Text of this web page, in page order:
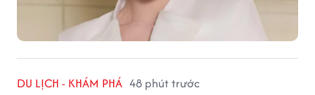
DU LỊCH - KHÁM PHÁ 48 phút trước